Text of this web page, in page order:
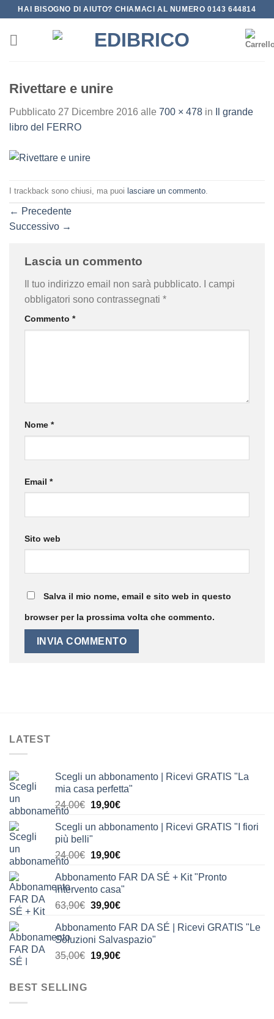
Salta
contenuti
HAI BISOGNO DI AIUTO? CHIAMACI AL NUMERO 0143 644814
Rivettare e unire
Pubblicato 27 Dicembre 2016 alle 700 × 478 in
Il grande
libro del FERRO
I trackback sono chiusi, ma puoi lasciare un commento
← Precedente
Successivo →
Lascia un commento
Il tuo indirizzo email non sarà pubblicato.
I campi
obbligatori sono contrassegnati *
Commento *
Nome *
Email *
Sito web
Salva il mio nome, email e sito web in questo
browser per la prossima volta che commento.
LATEST
Scegli un abbonamento | Ricevi GRATIS "La
mia casa perfetta"
24,00€ Il
originale
24,00€.
19,90€Il
attuale
19,90€.
Scegli un abbonamento | Ricevi GRATIS "I fiori
più belli"
24,00€ Il
originale
era:
24,00€.
19,90€Il
attuale
è:
19,90€.
Abbonamento FAR DA SÉ + Kit "Pronto
intervento casa"
63,90€ Il
originale
era:
63,90€.
39,90€Il
attuale
è:
39,90€.
Abbonamento FAR DA SÉ | Ricevi GRATIS "Le
Soluzioni Salvaspazio"
35,00€ Il
19,90€Il
BEST SELLING